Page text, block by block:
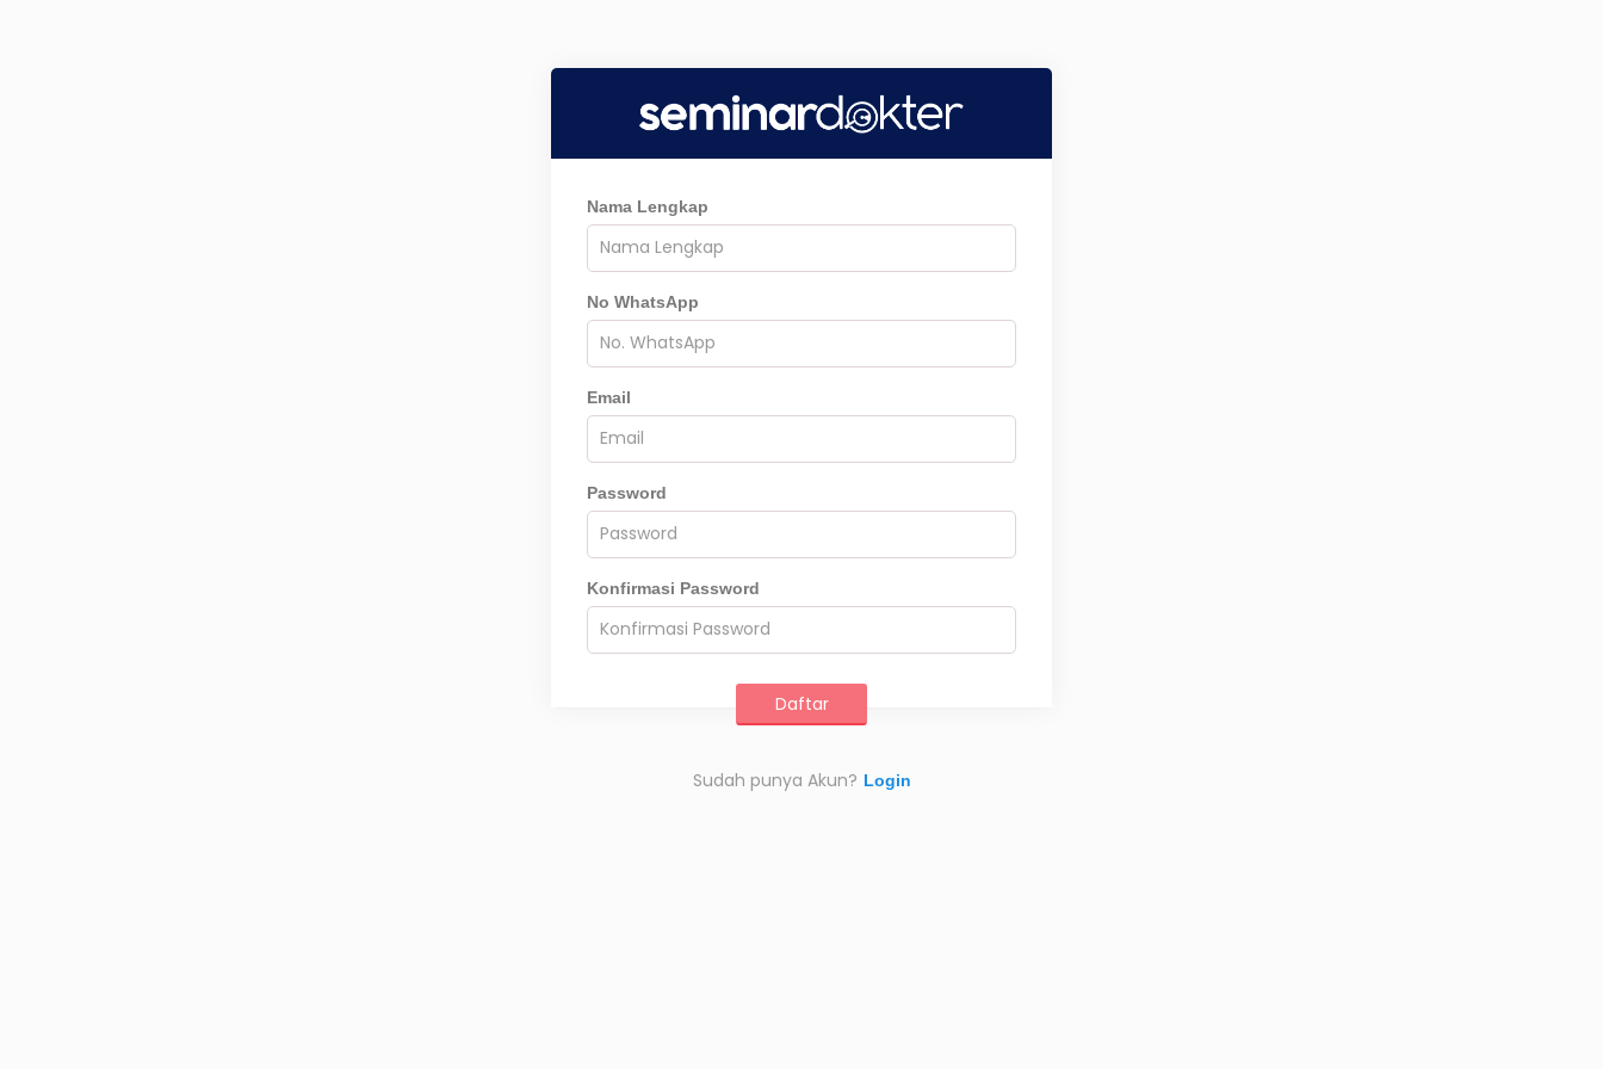
Nama Lengkap
No WhatsApp
Email
Password
Konfirmasi Password
Sudah punya Akun? Login